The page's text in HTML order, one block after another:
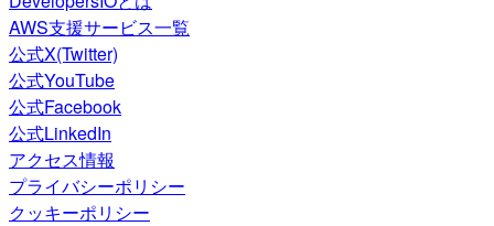
AWS支援サービス一覧
公式X(Twitter)
公式YouTube
公式Facebook
公式LinkedIn
アクセス情報
プライバシーポリシー
クッキーポリシー